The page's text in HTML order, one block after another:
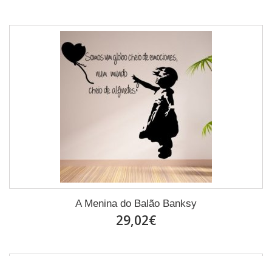
A Menina do Balão Banksy
29,02€